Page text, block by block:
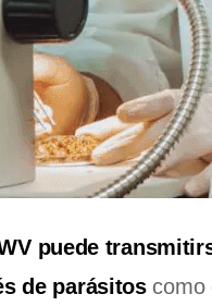
puede
de parásitoscomo